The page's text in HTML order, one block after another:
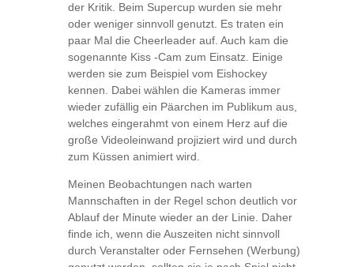
der Kritik. Beim Supercup wurden sie mehr
oder weniger sinnvoll genutzt. Es traten ein
paar Mal die Cheerleader auf. Auch kam die
sogenannte Kiss -Cam zum Einsatz. Einige
werden sie zum Beispiel vom Eishockey
kennen. Dabei wählen die Kameras immer
wieder zufällig ein Päarchen im Publikum aus,
welches eingerahmt von einem Herz auf die
große Videoleinwand projiziert wird und durch
zum Küssen animiert wird.
Meinen Beobachtungen nach warten
Mannschaften in der Regel schon deutlich vor
Ablauf der Minute wieder an der Linie. Daher
finde ich, wenn die Auszeiten nicht sinnvoll
durch Veranstalter oder Fernsehen (Werbung)